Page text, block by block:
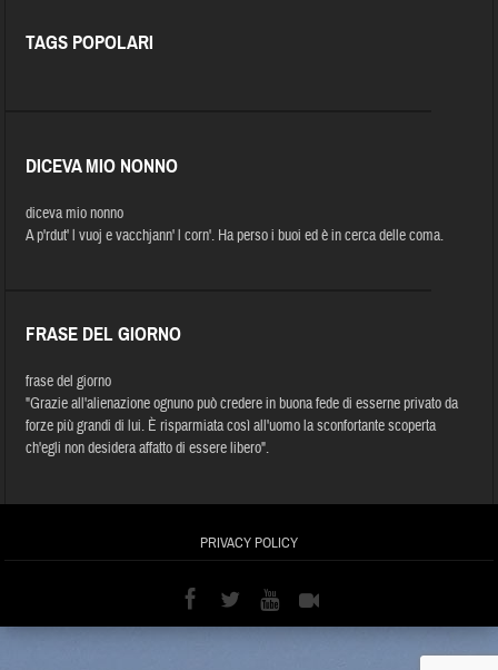
TAGS POPOLARI
DICEVA MIO NONNO
diceva mio nonno
A p'rdut' l vuoj e vacchjann' l corn'. Ha perso i buoi ed è in cerca delle coma.
FRASE DEL GIORNO
frase del giorno
"Grazie all'alienazione ognuno può credere in buona fede di esserne privato da
forze più grandi di lui. È risparmiata così all'uomo la sconfortante scoperta
ch'egli non desidera affatto di essere libero".
PRIVACY POLICY